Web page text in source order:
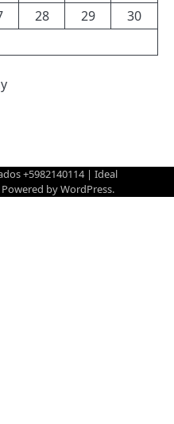
28 29
30
+5982140114 | Ideal
byWordPress.